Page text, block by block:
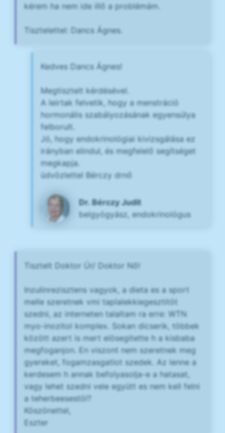
kérem ha nem ide illő a problémám.
Tisztelettel: Dancs Ágnes.
Kedves Dancs Ágnes!
Megtisztelt kérdésével.
A leirtak felvetik, hogy a menstráció
hormonális szabályozásának egyensúlya
felborult.
Jó, hogy endokrinológiai kivizsgálása ez
irányban elindul, és megfelelő segítséget
megkapja.
üdvözlettel Bérczy drnő
Dr. Bérczy Judit
belgyógyász, endokrinológus
Tisztelt Doktor Úr/ Doktor Nő!
Inzulinrezisztens vagyok, a dieta es a sport
melle szeretnek vmi taplalekkiegesztitöt
szedni, az interneten talaltam ra erre: WTN
myo-inozitol komplex. Sokan dicserik, többek
között azert is mert elösegitette h a kisbaba
megfoganjon. En viszont nem szeretnek meg
gyereket, fogamzasgatlot szedek. Az lenne a
kerdesem h annak befolyasolja-e a hatasat,
vagy lehet szedni vele együtt es nem kell felni
a teherbeesestöl?
Köszönettel,
Eszter